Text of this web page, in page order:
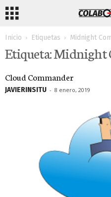
Inicio Etiquetas Midnight
Etiqueta: Midnight
Cloud Commander
JAVIERINSITU - 8 enero, 2019